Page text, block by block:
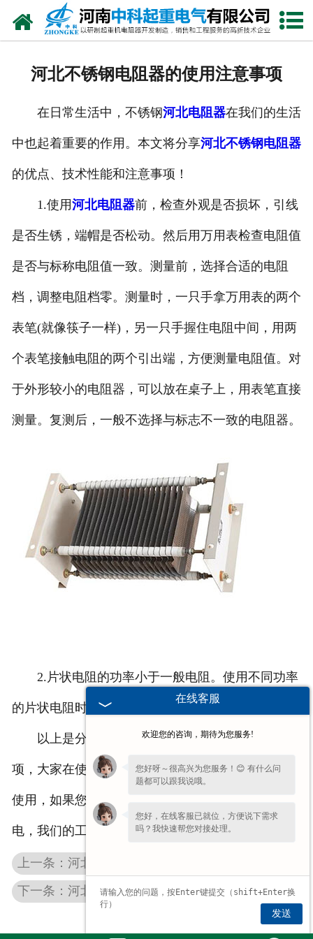
网站首页
公司风采
联系我们
河北不锈钢电阻器的使用注意事项
在日常生活中，不锈钢河北电阻器在我们的生活
中也起着重要的作用。本文将分享河北不锈钢电阻器
的优点、技术性能和注意事项！
1.使用河北电阻器前，检查外观是否损坏，引线
是否生锈，端帽是否松动。然后用万用表检查电阻值
是否与标称电阻值一致。测量前，选择合适的电阻
档，调整电阻档零。测量时，一只手拿万用表的两个
表笔(就像筷子一样)，另一只手握住电阻中间，用两
个表笔接触电阻的两个引出端，方便测量电阻值。对
于外形较小的电阻器，可以放在桌子上，用表笔直接
测量。复测后，一般不选择与标志不一致的电阻器。
2.片状电阻的功率小于一般电阻。使用不同功率
的片状电阻时，应留有余量。
以上是分享的不锈钢电阻器在使用中的注意事
项，大家在使用电阻器的过程中要严格按照使用说明
使用，如果您在使用中遇到哪些问题，欢迎留言或致
电，我们的工作人员会为您做详细的介绍。
下一条：河北波纹电阻在使用过程中的四个注意事项
在线客服
欢迎您的咨询，期待为您服务!
您好呀～很高兴为您服务！😊 有什么问
题都可以跟我说哦。
您好，在线客服已就位，方便说下需求
吗？我快速帮您对接处理。
发送